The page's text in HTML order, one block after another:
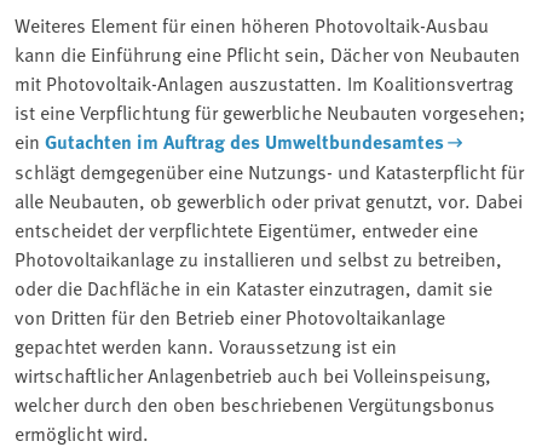
Weiteres Element für einen höheren Photovoltaik-Ausbau
kann die Einführung eine Pflicht sein, Dächer von Neubauten
mit Photovoltaik-Anlagen auszustatten. Im Koalitionsvertrag
ist eine Verpflichtung für gewerbliche Neubauten vorgesehen;
ein Gutachten im Auftrag des Umweltbundesamtes
schlägt demgegenüber eine Nutzungs- und Katasterpflicht für
alle Neubauten, ob gewerblich oder privat genutzt, vor. Dabei
entscheidet der verpflichtete Eigentümer, entweder eine
Photovoltaikanlage zu installieren und selbst zu betreiben,
oder die Dachfläche in ein Kataster einzutragen, damit sie
von Dritten für den Betrieb einer Photovoltaikanlage
gepachtet werden kann. Voraussetzung ist ein
wirtschaftlicher Anlagenbetrieb auch bei Volleinspeisung,
welcher durch den oben beschriebenen Vergütungsbonus
ermöglicht wird.